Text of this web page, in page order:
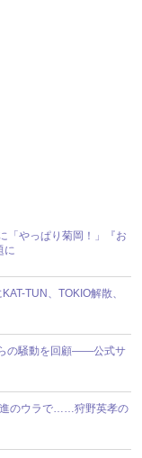
「やっぱり菊岡！」『お
に
TUN、TOKIO解散、
の騒動を回顧――公式サ
進のウラで……狩野英孝の